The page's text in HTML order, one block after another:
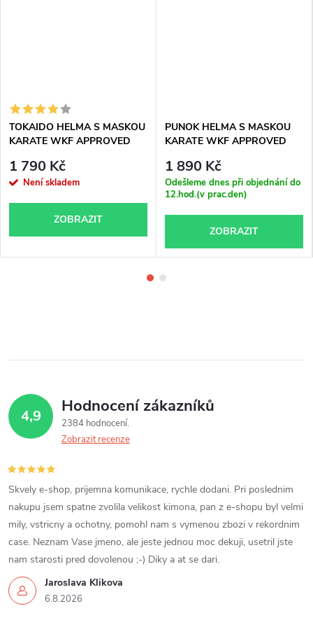
TOKAIDO HELMA S MASKOU
KARATE WKF APPROVED
1 790 Kč
Není skladem
ZOBRAZIT
PUNOK HELMA S MASKOU
KARATE WKF APPROVED
1 890 Kč
Odešleme dnes při objednání do
12.hod.(v prac.den)
ZOBRAZIT
4,9 Hodnocení zákazníků
2384 hodnocení
Zobrazit recenze
Jaroslava Klikova
6.8.2026
Skvely e-shop, prijemna komunikace, rychle dodani. Pri poslednim
nakupu jsem spatne zvolila velikost kimona, pan z e-shopu byl velmi
mily, vstricny a ochotny, pomohl nam s vymenou zbozi v rekordnim
case. Neznam Vase jmeno, ale jeste jednou moc dekuji, usetril jste
nam starosti pred dovolenou ;-) Diky a at se dari.